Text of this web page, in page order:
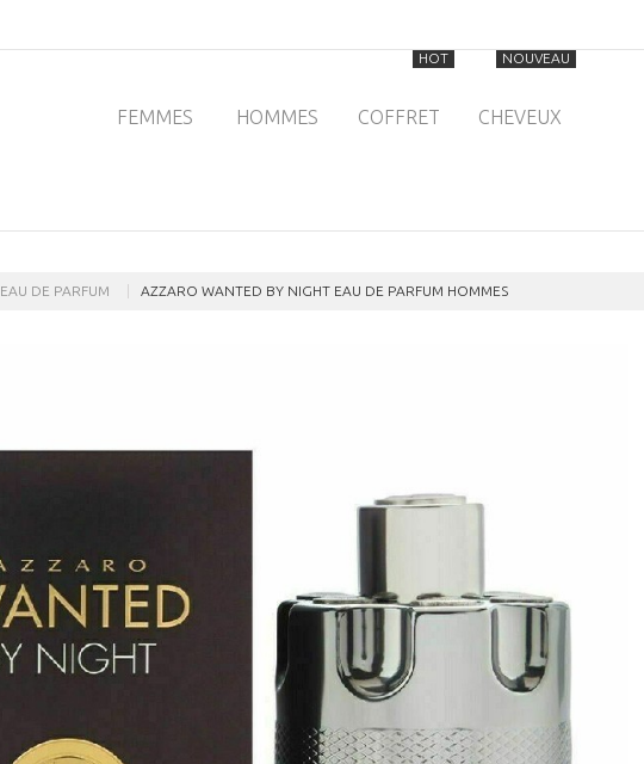
FEMMES HOMMES COFFRET
HOT
CHEVEUX
NOUVEAU
EAU DE PARFUM AZZARO WANTED BY NIGHT EAU DE PARFUM HOMMES